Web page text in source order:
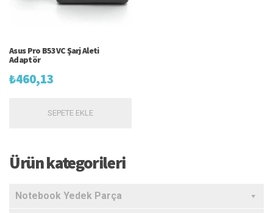
Asus Pro B53VC Şarj Aleti
Adaptör
₺460,13
SEPETE EKLE
Ürün kategorileri
Notebook Yedek Parça